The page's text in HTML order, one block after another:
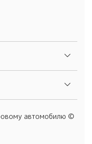
автомобилю ©